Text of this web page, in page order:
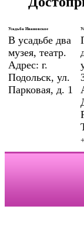
Усадьба Ивановское
В усадьбе два
музея, театр.
Адрес: г.
Подольск, ул.
Парковая, д. 1